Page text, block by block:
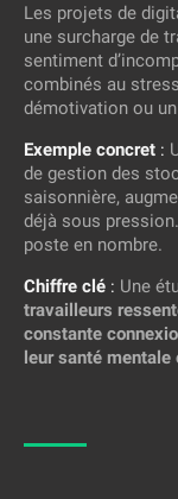
Les projets de
une surcharge de
sentiment
combinés au
démotivation ou
Exemple concret :
de gestion des
saisonnière,
déjà sous
poste en nombre.
Chiffre clé : Une
travailleurs
constante
leur santé mentale